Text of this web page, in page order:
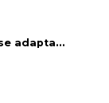
adapta...